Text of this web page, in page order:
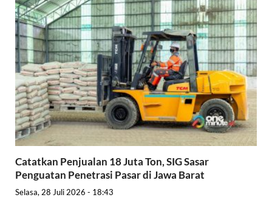
Catatkan Penjualan 18 Juta Ton, SIG Sasar
Penguatan Penetrasi Pasar di Jawa Barat
Selasa, 28 Juli 2026 - 18:43